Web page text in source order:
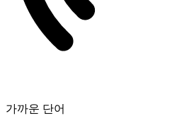
가까운 단어